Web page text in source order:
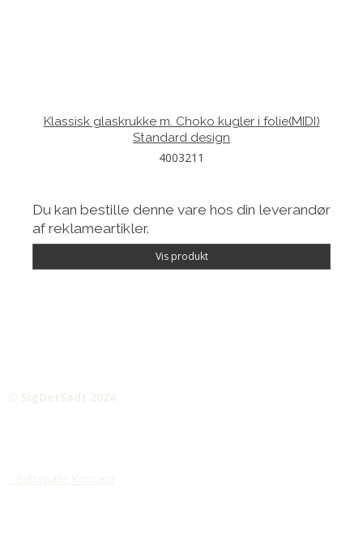
Klassisk glaskrukke m. Choko kugler i folie(MIDI)
Standard design
4003211
Du kan bestille denne vare hos din leverandør
af reklameartikler.
Vis produkt